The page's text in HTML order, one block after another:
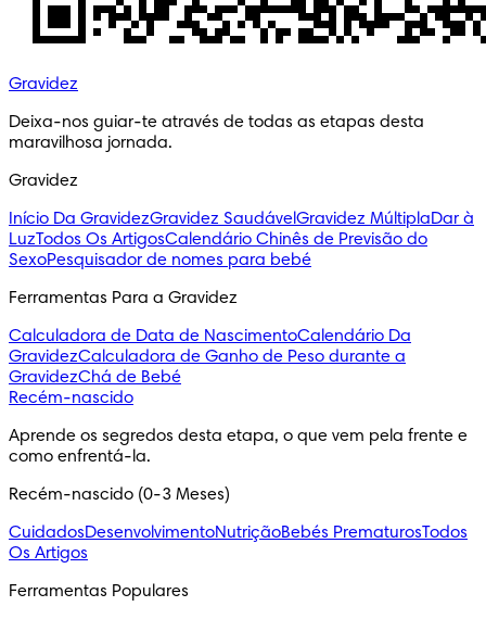
Gravidez
Deixa-nos guiar-te através de todas as etapas desta
maravilhosa jornada.
Gravidez
Início Da GravidezGravidez SaudávelGravidez MúltiplaDar à
LuzTodos Os ArtigosCalendário Chinês de Previsão do
SexoPesquisador de nomes para bebé
Ferramentas Para a Gravidez
Calculadora de Data de NascimentoCalendário Da
GravidezCalculadora de Ganho de Peso durante a
GravidezChá de Bebé
Recém-nascido
Aprende os segredos desta etapa, o que vem pela frente e
como enfrentá-la.
Recém-nascido (0-3 Meses)
CuidadosDesenvolvimentoNutriçãoBebés PrematurosTodos
Os Artigos
Ferramentas Populares